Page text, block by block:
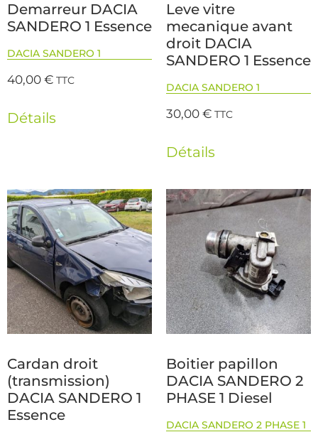
Demarreur DACIA
SANDERO 1 Essence
DACIA SANDERO 1
40,00€ TTC
Détails
Leve vitre
mecanique avant
droit DACIA
SANDERO 1 Essence
DACIA SANDERO 1
30,00€ TTC
Détails
Cardan droit
(transmission)
DACIA SANDERO 1
Essence
Boitier papillon
DACIA SANDERO 2
PHASE 1 Diesel
DACIA SANDERO 2 PHASE 1